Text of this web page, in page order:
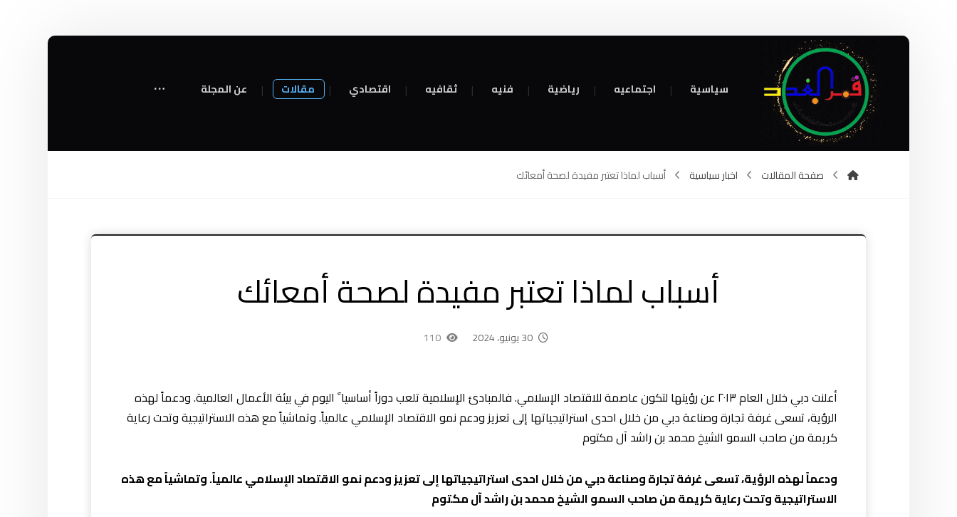
سياسية اجتماعيه رياضية فنيه ثقافيه اقتصادي مقالات عن المجلة
صفحة المقالات اخبار سياسية أسباب لماذا تعتبر مفيدة لصحة أمعائك
أسباب لماذا تعتبر مفيدة لصحة أمعائك
30 يونيو، 2024 110
أعلنت دبي خلال العام ٢٠١٣ عن رؤيتها لتكون عاصمة للاقتصاد الإسلامي. فالمبادئ الإسلامية تلعب دوراً أساسيا ً اليوم في بيئة الأعمال العالمية. ودعماً لهذه
الرؤية، تسعى غرفة تجارة وصناعة دبي من خلال احدى استراتيجياتها إلى تعزيز ودعم نمو الاقتصاد الإسلامي عالمياً. وتماشياً مع هذه الاستراتيجية وتحت رعاية
كريمة من صاحب السمو الشيخ محمد بن راشد آل مكتوم
ودعماً لهذه الرؤية، تسعى غرفة تجارة وصناعة دبي من خلال احدى استراتيجياتها إلى تعزيز ودعم نمو الاقتصاد الإسلامي عالمياً. وتماشياً مع هذه
الاستراتيجية وتحت رعاية كريمة من صاحب السمو الشيخ محمد بن راشد آل مكتوم